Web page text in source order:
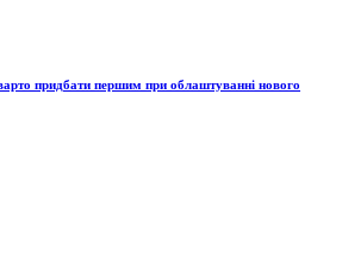
придбати першим при облаштуванні нового